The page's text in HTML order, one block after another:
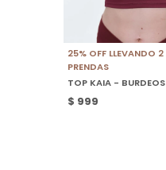
SELECCIONAR TALLE
25% OFF LLEVANDO 2
PRENDAS
TOP KAIA - BURDEOS
$ 999